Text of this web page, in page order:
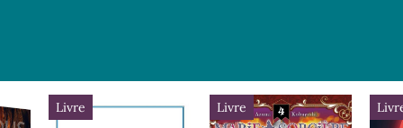
Livre Livre